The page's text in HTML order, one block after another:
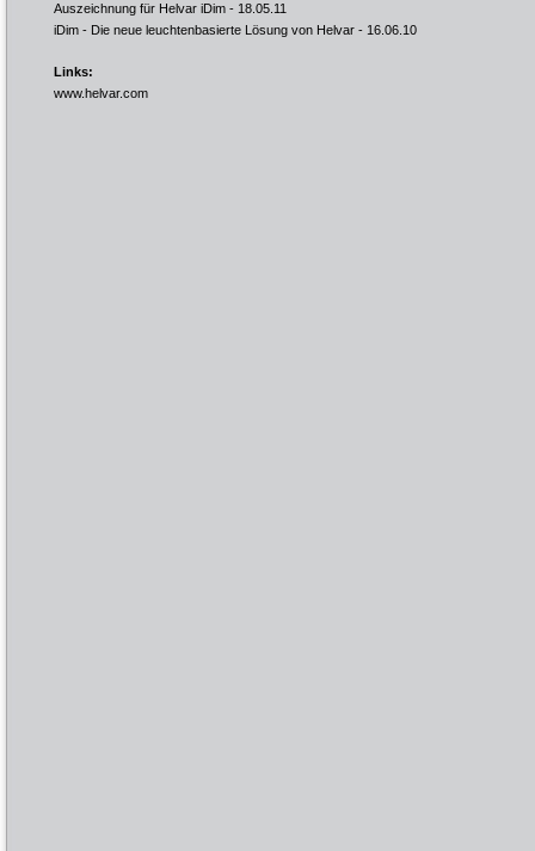
Auszeichnung für Helvar iDim - 18.05.11
iDim - Die neue leuchtenbasierte Lösung von Helvar - 16.06.10
Links:
www.helvar.com